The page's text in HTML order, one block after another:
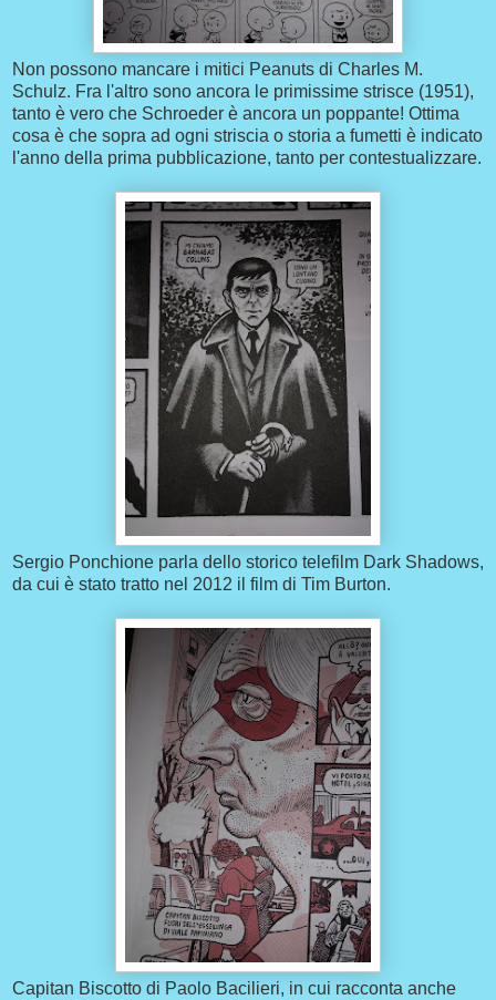
Non possono mancare i mitici Peanuts di Charles M.
Schulz. Fra l'altro sono ancora le primissime strisce (1951),
tanto è vero che Schroeder è ancora un poppante! Ottima
cosa è che sopra ad ogni striscia o storia a fumetti è indicato
l'anno della prima pubblicazione, tanto per contestualizzare.
Sergio Ponchione parla dello storico telefilm Dark Shadows,
da cui è stato tratto nel 2012 il film di Tim Burton.
Capitan Biscotto di Paolo Bacilieri, in cui racconta anche